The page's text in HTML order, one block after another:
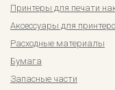
Принтеры для печати
Аксессуары для
Расходные материалы
Бумага
Запасные части